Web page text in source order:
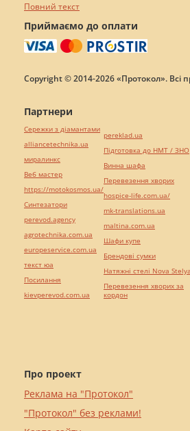
Повний текст
Приймаємо до оплати
Copyright © 2014-2026 «Протокол». Всі
Про проект
Реклама на "Протокол"
"Протокол" без реклами!
Партнери
Сережки з діамантами
alliancetechnika.ua
миралинкс
Веб мастер
https://motokosmos.ua/
Синтезатори
perevod.agency
agrotechnika.com.ua
europeservice.com.ua
текст юа
Посилання
kievperevod.com.ua
pereklad.ua
Підготовка до НМТ / ЗНО
Винна шафа
Перевезення хворих
hospice-life.com.ua/
mk-translations.ua
maltina.com.ua
Шафи купе
Брендові сумки
Натяжні стелі Nova Stelya
Перевезення хворих за
кордон